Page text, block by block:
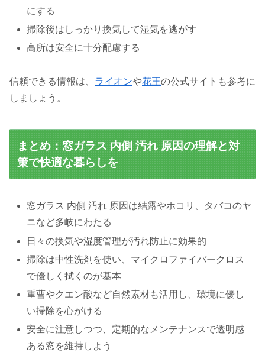
にする
掃除後はしっかり換気して湿気を逃がす
高所は安全に十分配慮する
信頼できる情報は、 ライオンや花王の公式サイトも参考に
しましょう。
まとめ：窓ガラス 内側 汚れ 原因の理解と対
策で快適な暮らしを
窓ガラス 内側 汚れ 原因は結露やホコリ、タバコのヤ
ニなど多岐にわたる
日々の換気や湿度管理が汚れ防止に効果的
掃除は中性洗剤を使い、マイクロファイバークロス
で優しく拭くのが基本
重曹やクエン酸など自然素材も活用し、環境に優し
い掃除を心がける
安全に注意しつつ、定期的なメンテナンスで透明感
ある窓を維持しよう